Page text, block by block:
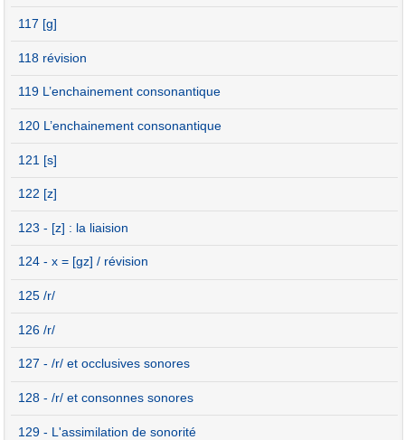
117 [g]
118 révision
119 L’enchainement consonantique
120 L’enchainement consonantique
121 [s]
122 [z]
123 - [z] : la liaision
124 - x = [gz] / révision
125 /r/
126 /r/
127 - /r/ et occlusives sonores
128 - /r/ et consonnes sonores
129 - L'assimilation de sonorité